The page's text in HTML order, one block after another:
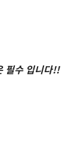
필수 입니다!!